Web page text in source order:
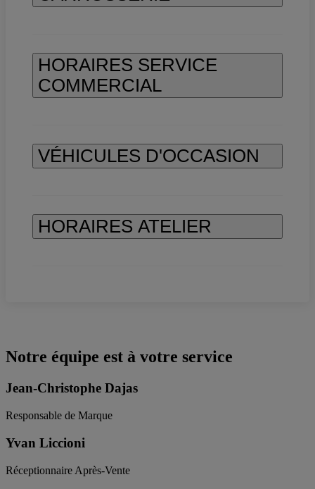
HORAIRES SERVICE
COMMERCIAL
VÉHICULES D'OCCASION
HORAIRES ATELIER
Notre équipe est à votre service
Jean-Christophe Dajas
Responsable de Marque
Yvan Liccioni
Réceptionnaire Après-Vente